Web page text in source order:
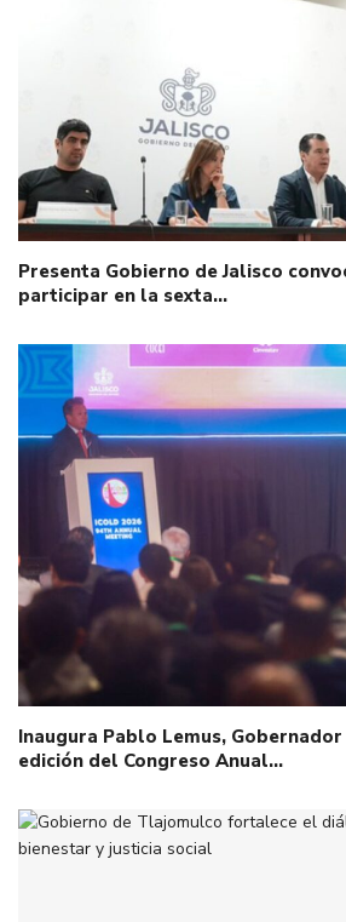
Presenta Gobierno de Jalisco
participar en la sexta…
Inaugura Pablo Lemus, Gobernador
edición del Congreso Anual…